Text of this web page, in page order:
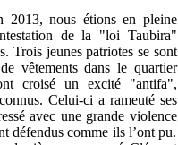
2013, nous étions en pleine
de la "loi Taubira"
Trois jeunes patriotes se sont
vêtements dans le quartier
croisé un excité "antifa",
Celui-ci a rameuté ses
avec une grande violence
défendus comme ils l’ont pu.